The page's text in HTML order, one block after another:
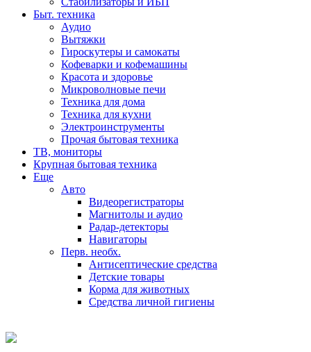
Быт. техника
Аудио
Вытяжки
Гироскутеры и самокаты
Кофеварки и кофемашины
Красота и здоровье
Микроволновые печи
Техника для дома
Техника для кухни
Электроинструменты
Прочая бытовая техника
ТВ, мониторы
Крупная бытовая техника
Еще
Авто
Видеорегистраторы
Магнитолы и аудио
Радар-детекторы
Навигаторы
Перв. необх.
Антисептические средства
Детские товары
Корма для животных
Средства личной гигиены